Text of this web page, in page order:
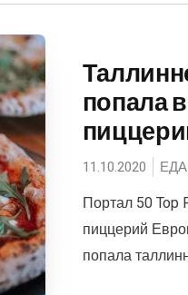
попала
11.10.2020 ЕДА
Портал 50 Top
пиццерий
попала